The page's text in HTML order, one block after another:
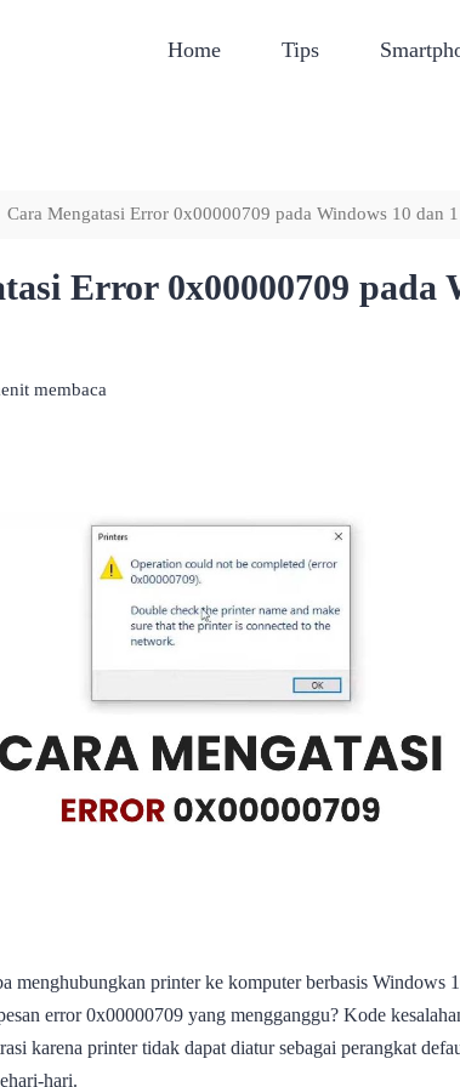
Home Tips
Cara Mengatasi Error 0x00000709 pada Windows 10 dan
Error 0x00000709 pada
membaca
menghubungkan printer ke komputer berbasis Windows
error 0x00000709 yang mengganggu? Kode
karena printer tidak dapat diatur sebagai perangkat
hari.